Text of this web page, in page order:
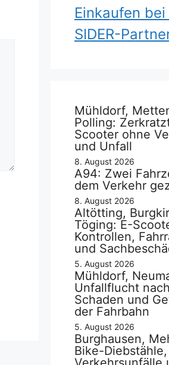
Einkaufen
SIDER-
Mühldorf,
Polling:
Scooter ohne
und Unfall
8. August 2026
A94: Zwei
dem Verkehr
8. August 2026
Altötting,
Töging: E-
Kontrollen,
und
5. August 2026
Mühldorf,
Unfallflucht
Schaden und
der Fahrbahn
5. August 2026
Burghausen,
Bike-